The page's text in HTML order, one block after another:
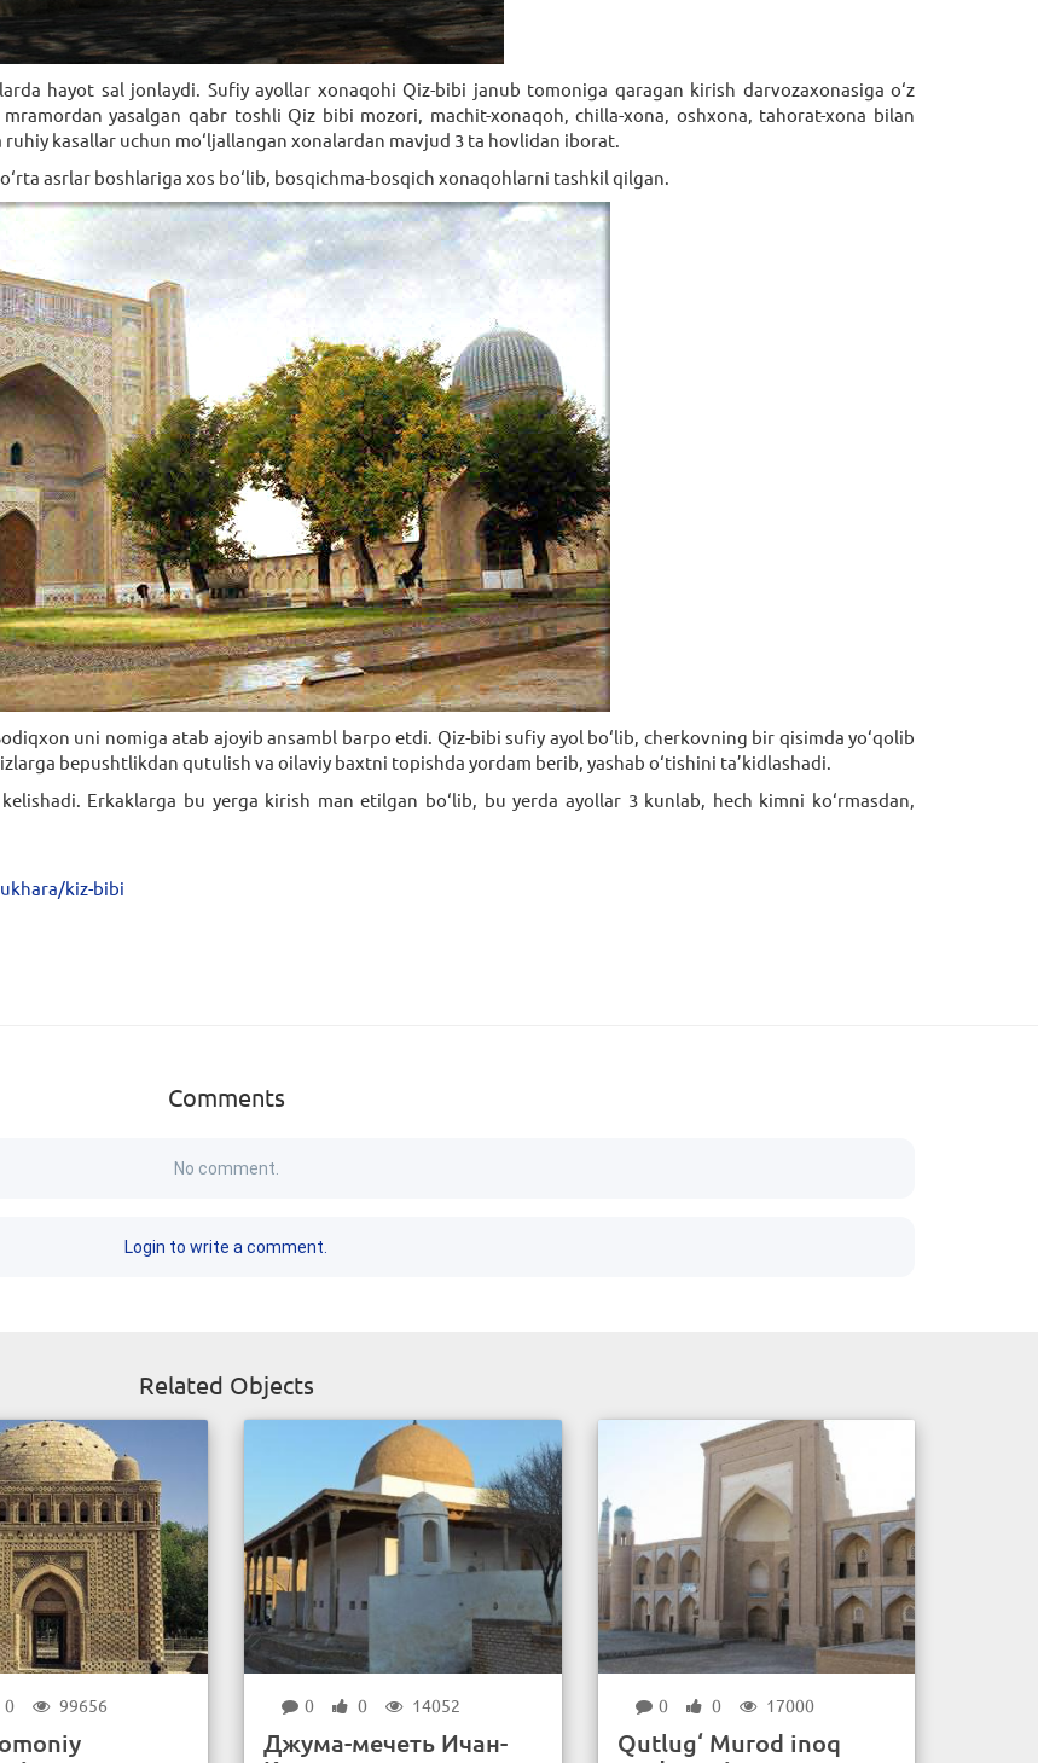
hayot sal jonlaydi. Sufiy ayollar xonaqohi Qiz-bibi janub tomoniga qaragan kirish darvozaxonasiga o‘z
yasalgan qabr toshli Qiz bibi mozori, machit-xonaqoh, chilla-xona, oshxona, tahorat-xona bilan
kasallar uchun mo‘ljallangan xonalardan mavjud 3 ta hovlidan iborat.
asrlar boshlariga xos bo‘lib, bosqichma-bosqich xonaqohlarni tashkil qilgan.
uni nomiga atab ajoyib ansambl barpo etdi. Qiz-bibi sufiy ayol bo‘lib, cherkovning bir qisimda yo‘qolib
bepushtlikdan qutulish va oilaviy baxtni topishda yordam berib, yashab o‘tishini ta’kidlashadi.
Erkaklarga bu yerga kirish man etilgan bo‘lib, bu yerda ayollar 3 kunlab, hech kimni ko‘rmasdan,
kiz-bibi
Comments
No comment.
Login to write a comment.
Related Objects
0 99656 0 0 14052
Джума-мечеть Ичан-
0 0 17000
Qutlug‘ Murod inoq